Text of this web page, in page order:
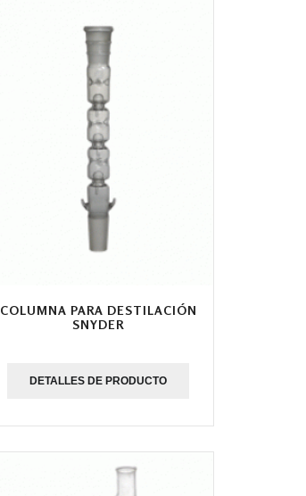
COLUMNA PARA DESTILACIÓN
SNYDER
DETALLES DE PRODUCTO